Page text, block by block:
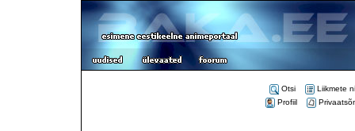
Otsi
Liikmete
Profiil